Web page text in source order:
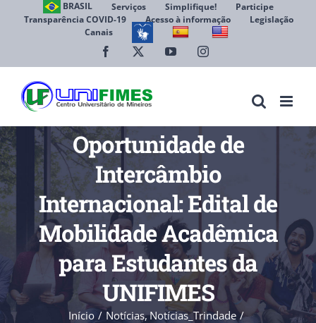
BRASIL Serviços Simplifique!
Participe
Transparência COVID-19
Acesso à informação
Legislação
Canais
Facebook YouTubeInstagram
Oportunidade de
Intercâmbio
Internacional: Edital de
Mobilidade Acadêmica
para Estudantes da
UNIFIMES
Início Notícias Notícias_Trindade